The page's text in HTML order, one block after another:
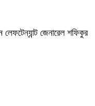
লেফটেন্যান্ট জেনারেল শফিকুর